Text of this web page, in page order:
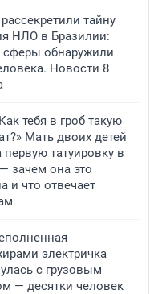
тайну
НЛО в Бразилии:
сферы обнаружили
Новости 8
тебя в гроб такую
Мать двоих детей
первую татуировку в
зачем она это
и что отвечает
электричка
с грузовым
— десятки человек